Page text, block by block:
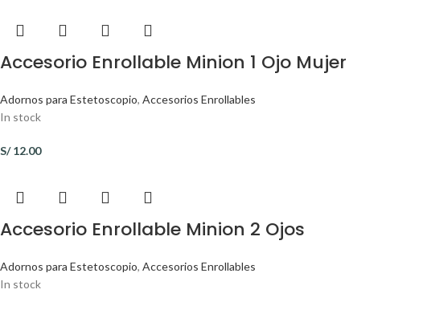
Accesorio Enrollable Minion 1 Ojo Mujer
Adornos para Estetoscopio, Accesorios Enrollables
In stock
S/12.00
Accesorio Enrollable Minion 2 Ojos
Adornos para Estetoscopio, Accesorios Enrollables
In stock